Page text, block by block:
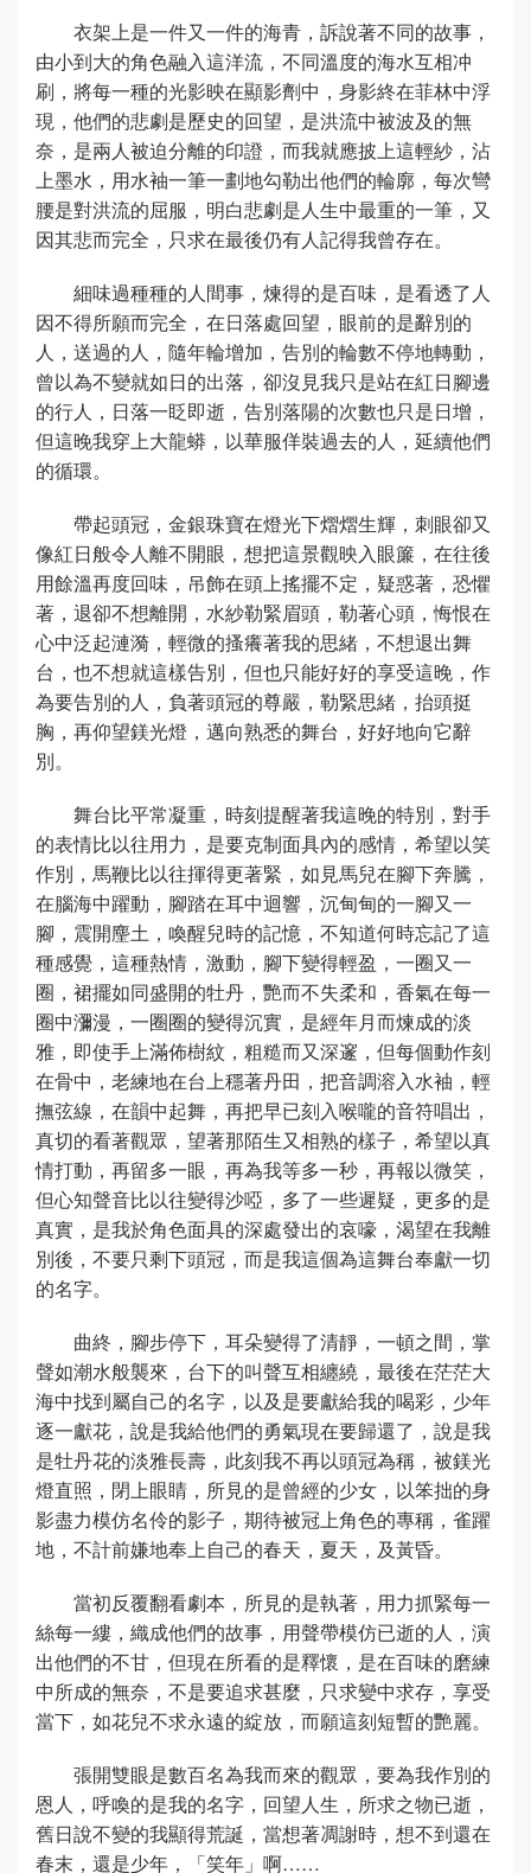
衣架上是一件又一件的海青，訴說著不同的故事，
由小到大的角色融入這洋流，不同溫度的海水互相冲
刷，將每一種的光影映在顯影劑中，身影終在菲林中浮
現，他們的悲劇是歷史的回望，是洪流中被波及的無
奈，是兩人被迫分離的印證，而我就應披上這輕紗，沾
上墨水，用水袖一筆一劃地勾勒出他們的輪廓，每次彎
腰是對洪流的屈服，明白悲劇是人生中最重的一筆，又
因其悲而完全，只求在最後仍有人記得我曾存在。
細味過種種的人間事，煉得的是百味，是看透了人
因不得所願而完全，在日落處回望，眼前的是辭別的
人，送過的人，隨年輪增加，告別的輪數不停地轉動，
曾以為不變就如日的出落，卻沒見我只是站在紅日腳邊
的行人，日落一眨即逝，告別落陽的次數也只是日增，
但這晚我穿上大龍蟒，以華服佯裝過去的人，延續他們
的循環。
帶起頭冠，金銀珠寶在燈光下熠熠生輝，刺眼卻又
像紅日般令人離不開眼，想把這景觀映入眼簾，在往後
用餘溫再度回味，吊飾在頭上搖擺不定，疑惑著，恐懼
著，退卻不想離開，水紗勒緊眉頭，勒著心頭，悔恨在
心中泛起漣漪，輕微的搔癢著我的思緒，不想退出舞
台，也不想就這樣告別，但也只能好好的享受這晚，作
為要告別的人，負著頭冠的尊嚴，勒緊思緒，抬頭挺
胸，再仰望鎂光燈，邁向熟悉的舞台，好好地向它辭
別。
舞台比平常凝重，時刻提醒著我這晚的特別，對手
的表情比以往用力，是要克制面具內的感情，希望以笑
作別，馬鞭比以往揮得更著緊，如見馬兒在腳下奔騰，
在腦海中躍動，腳踏在耳中迴響，沉甸甸的一腳又一
腳，震開麈土，喚醒兒時的記憶，不知道何時忘記了這
種感覺，這種熱情，激動，腳下變得輕盈，一圈又一
圈，裙擺如同盛開的牡丹，艷而不失柔和，香氣在每一
圈中瀰漫，一圈圈的變得沉實，是經年月而煉成的淡
雅，即使手上滿佈樹紋，粗糙而又深邃，但每個動作刻
在骨中，老練地在台上穩著丹田，把音調溶入水袖，輕
撫弦線，在韻中起舞，再把早已刻入喉嚨的音符唱出，
真切的看著觀眾，望著那陌生又相熟的樣子，希望以真
情打動，再留多一眼，再為我等多一秒，再報以微笑，
但心知聲音比以往變得沙啞，多了一些遲疑，更多的是
真實，是我於角色面具的深處發出的哀嚎，渴望在我離
別後，不要只剩下頭冠，而是我這個為這舞台奉獻一切
的名字。
曲終，腳步停下，耳朵變得了清靜，一頓之間，掌
聲如潮水般襲來，台下的叫聲互相纏繞，最後在茫茫大
海中找到屬自己的名字，以及是要獻給我的喝彩，少年
逐一獻花，說是我給他們的勇氣現在要歸還了，說是我
是牡丹花的淡雅長壽，此刻我不再以頭冠為稱，被鎂光
燈直照，閉上眼睛，所見的是曾經的少女，以笨拙的身
影盡力模仿名伶的影子，期待被冠上角色的專稱，雀躍
地，不計前嫌地奉上自己的春天，夏天，及黃昏。
當初反覆翻看劇本，所見的是執著，用力抓緊每一
絲每一縷，織成他們的故事，用聲帶模仿已逝的人，演
出他們的不甘，但現在所看的是釋懷，是在百味的磨練
中所成的無奈，不是要追求甚麼，只求變中求存，享受
當下，如花兒不求永遠的綻放，而願這刻短暫的艷麗。
張開雙眼是數百名為我而來的觀眾，要為我作別的
恩人，呼喚的是我的名字，回望人生，所求之物已逝，
舊日說不變的我顯得荒誕，當想著凋謝時，想不到還在
春末，還是少年，「笑年」啊……